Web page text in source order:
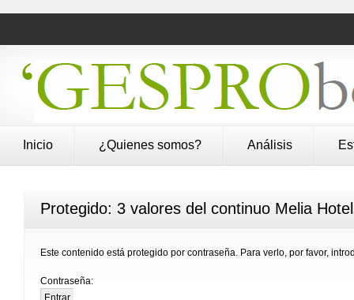
Inicio ¿Quienes somos? Análisis
Protegido: 3 valores del continuo Melia
Este contenido está protegido por contraseña. Para verlo, por favor,
Contraseña: